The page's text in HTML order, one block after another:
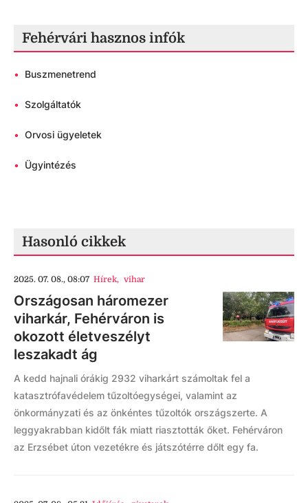
Fehérvári hasznos infók
• Buszmenetrend
• Szolgáltatók
• Orvosi ügyeletek
• Ügyintézés
Hasonló cikkek
2025. 07. 08., 08:07 Hírek, vihar
Országosan háromezer
viharkár, Fehérváron is
okozott életveszélyt
leszakadt ág
A kedd hajnali órákig 2932 viharkárt számoltak fel a
katasztrófavédelem tűzoltóegységei, valamint az
önkormányzati és az önkéntes tűzoltók országszerte. A
leggyakrabban kidőlt fák miatt riasztották őket. Fehérváron
az Erzsébet úton vezetékre és játszótérre dőlt egy fa.